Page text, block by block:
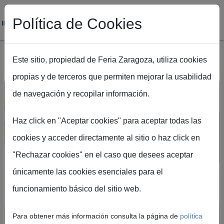
Pasar al contenido principal
Crea tu cuenta en el
Portal de Visitantes
Podrás acceder de forma rápida y segura a
Política de Cookies
Este sitio, propiedad de Feria Zaragoza, utiliza cookies
propias y de terceros que permiten mejorar la usabilidad
de navegación y recopilar información.
Haz click en "Aceptar cookies" para aceptar todas las
cookies y acceder directamente al sitio o haz click en
"Rechazar cookies" en el caso que desees aceptar
únicamente las cookies esenciales para el
funcionamiento básico del sitio web.
Para obtener más información consulta la página de política